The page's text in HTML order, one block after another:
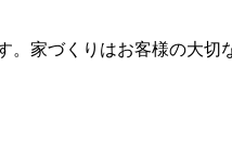
。家づくりはお客様の大